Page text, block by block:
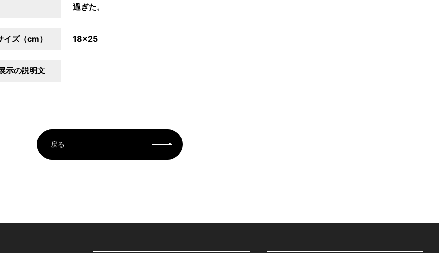
過ぎた。
イズ（cm） 18×25
示の説明文
戻る